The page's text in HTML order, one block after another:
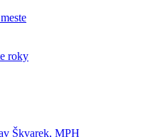
roky
Škvarek, MPH